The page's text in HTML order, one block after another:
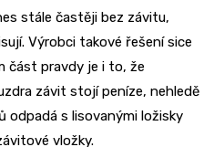
stále častěji bez závitu,
Výrobci takové řešení sice
část pravdy je i to, že
závit stojí peníze, nehledě
odpadá s lisovanými ložisky
vložky.